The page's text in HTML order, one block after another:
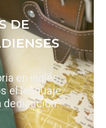
DE
en inglés,
el lenguaje
dedicación.